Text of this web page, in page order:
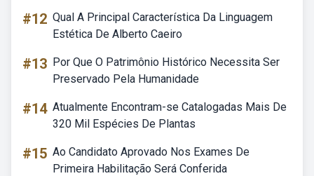
#12 Qual A Principal Característica Da Linguagem
Estética De Alberto Caeiro
#13 Por Que O Patrimônio Histórico Necessita Ser
Preservado Pela Humanidade
#14 Atualmente Encontram-se Catalogadas Mais De
320 Mil Espécies De Plantas
#15 Ao Candidato Aprovado Nos Exames De
Primeira Habilitação Será Conferida